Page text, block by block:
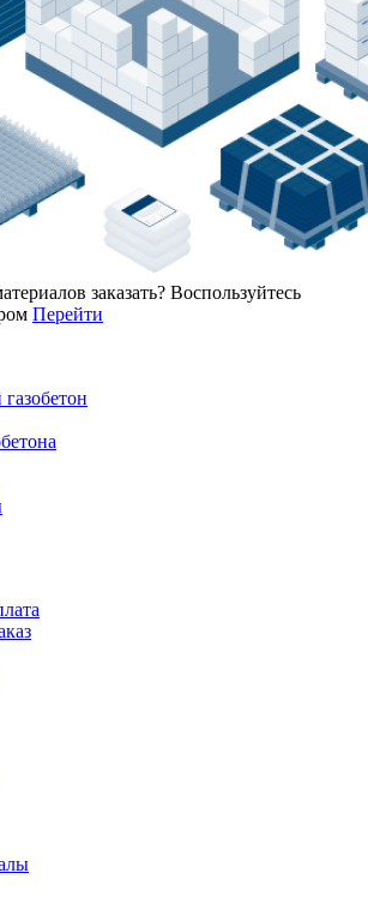
заказать? Воспользуйтесь
Перейти